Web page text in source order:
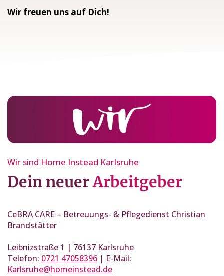
Wir freuen uns auf Dich!
Wir sind Home Instead Karlsruhe
Dein neuerArbeitgeber
CeBRA CARE – Betreuungs- & Pflegedienst Christian
Brandstätter
Leibnizstraße 1 | 76137 Karlsruhe
Telefon: 0721 47058396 | E-Mail:
Karlsruhe@homeinstead.de